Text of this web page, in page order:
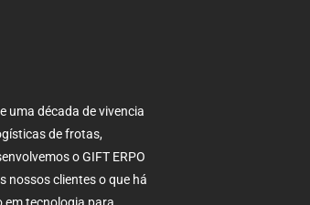
uma década de vivencia
de frotas,
o GIFT ERPO
nossos clientes o que há